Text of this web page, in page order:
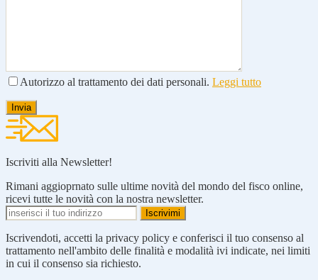
Autorizzo al trattamento dei dati personali. Leggi tutto
Iscriviti alla Newsletter!
Rimani aggioprnato sulle ultime novità del mondo del fisco online,
ricevi tutte le novità con la nostra newsletter.
Iscrivendoti, accetti la privacy policy e conferisci il tuo consenso al
trattamento nell'ambito delle finalità e modalità ivi indicate, nei limiti
in cui il consenso sia richiesto.